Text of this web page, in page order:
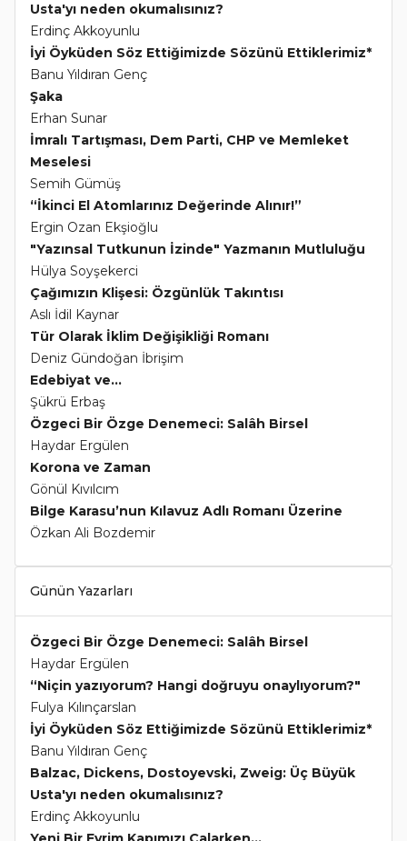
Usta'yı neden okumalısınız?
Erdinç Akkoyunlu
İyi Öyküden Söz Ettiğimizde Sözünü Ettiklerimiz*
Banu Yıldıran Genç
Şaka
Erhan Sunar
İmralı Tartışması, Dem Parti, CHP ve Memleket
Meselesi
Semih Gümüş
“İkinci El Atomlarınız Değerinde Alınır!”
Ergin Ozan Ekşioğlu
"Yazınsal Tutkunun İzinde" Yazmanın Mutluluğu
Hülya Soyşekerci
Çağımızın Klişesi: Özgünlük Takıntısı
Aslı İdil Kaynar
Tür Olarak İklim Değişikliği Romanı
Deniz Gündoğan İbrişim
Edebiyat ve...
Şükrü Erbaş
Özgeci Bir Özge Denemeci: Salâh Birsel
Haydar Ergülen
Korona ve Zaman
Gönül Kıvılcım
Bilge Karasu’nun Kılavuz Adlı Romanı Üzerine
Özkan Ali Bozdemir
Günün Yazarları
Özgeci Bir Özge Denemeci: Salâh Birsel
Haydar Ergülen
“Niçin yazıyorum? Hangi doğruyu onaylıyorum?"
Fulya Kılınçarslan
İyi Öyküden Söz Ettiğimizde Sözünü Ettiklerimiz*
Banu Yıldıran Genç
Balzac, Dickens, Dostoyevski, Zweig: Üç Büyük
Usta'yı neden okumalısınız?
Erdinç Akkoyunlu